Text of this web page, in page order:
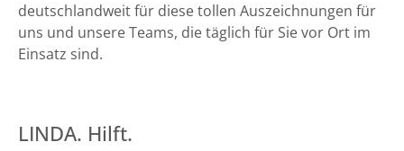
deutschlandweit für diese tollen Auszeichnungen für
uns und unsere Teams, die täglich für Sie vor Ort im
Einsatz sind.
LINDA. Hilft.